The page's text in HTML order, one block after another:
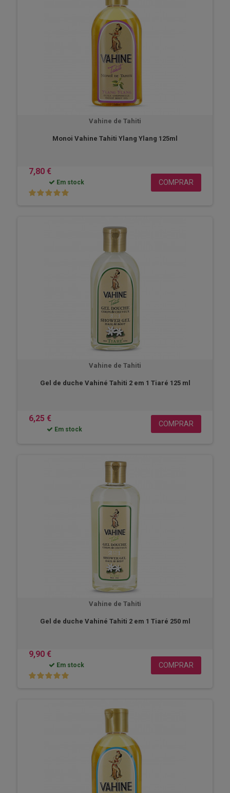
Vahine de Tahiti
Monoi Vahine Tahiti Ylang Ylang 125ml
7,80 €
Em stock COMPRAR
Vahine de Tahiti
Gel de duche Vahiné Tahiti 2 em 1 Tiaré 125 ml
6,25 €
Em stock
COMPRAR
Vahine de Tahiti
Gel de duche Vahiné Tahiti 2 em 1 Tiaré 250 ml
9,90 €
Em stock COMPRAR